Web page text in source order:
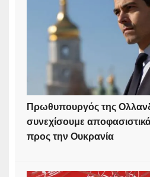
Πρωθυπουργός της
συνεχίσουμε
προς την Ουκρανία